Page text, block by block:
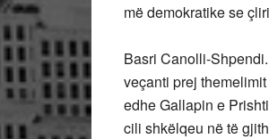
më demokratike se
Basri Canolli-
veçanti prej
edhe Gallapin e
cili shkëlqeu në të